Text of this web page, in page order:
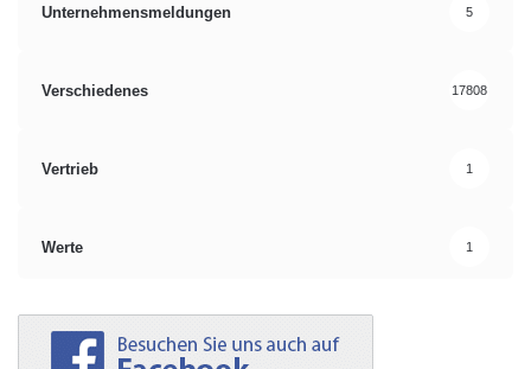
Unternehmensmeldungen 5
Verschiedenes 17808
Vertrieb 1
Werte 1